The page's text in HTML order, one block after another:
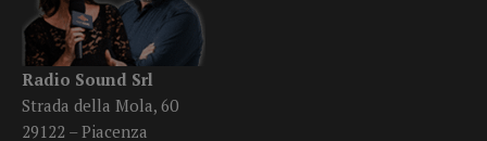
Radio Sound Srl
Strada della Mola, 60
29122 – Piacenza